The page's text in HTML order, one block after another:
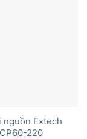
nguồn Extech
220